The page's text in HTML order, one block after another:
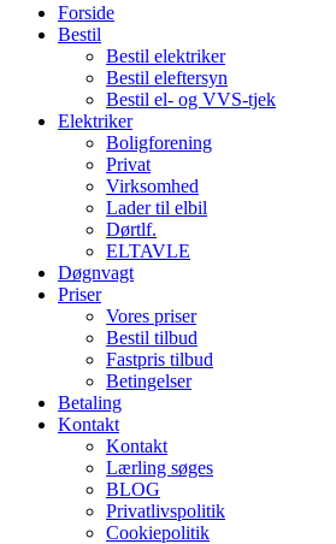
Forside
Bestil
Bestil elektriker
Bestil eleftersyn
Bestil el- og VVS-tjek
Elektriker
Boligforening
Privat
Virksomhed
Lader til elbil
Dørtlf.
ELTAVLE
Døgnvagt
Priser
Vores priser
Bestil tilbud
Fastpris tilbud
Betingelser
Betaling
Kontakt
Kontakt
Lærling søges
BLOG
Privatlivspolitik
Cookiepolitik